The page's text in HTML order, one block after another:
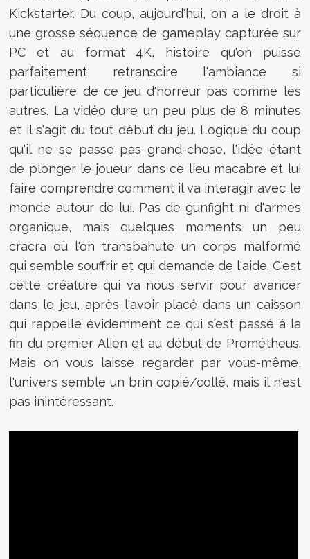
Kickstarter. Du coup, aujourd'hui, on a le droit à
une grosse séquence de gameplay capturée sur
PC et au format 4K, histoire qu'on puisse
parfaitement retranscire l'ambiance si
particulière de ce jeu d'horreur pas comme les
autres. La vidéo dure un peu plus de 8 minutes
et il s'agit du tout début du jeu. Logique du coup
qu'il ne se passe pas grand-chose, l'idée étant
de plonger le joueur dans ce lieu macabre et lui
faire comprendre comment il va interagir avec le
monde autour de lui. Pas de gunfight ni d'armes
organique, mais quelques moments un peu
cracra où l'on transbahute un corps malformé
qui semble souffrir et qui demande de l'aide. C'est
cette créature qui va nous servir pour avancer
dans le jeu, après l'avoir placé dans un caisson
qui rappelle évidemment ce qui s'est passé à la
fin du premier Alien et au début de Prométheus.
Mais on vous laisse regarder par vous-même,
l'univers semble un brin copié/collé, mais il n'est
pas inintéressant.